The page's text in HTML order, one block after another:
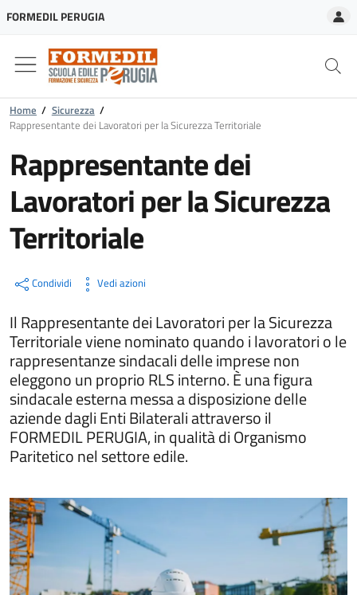
FORMEDIL PERUGIA
Home / Sicurezza /
Rappresentante dei Lavoratori per la Sicurezza Territoriale
Rappresentante dei
Lavoratori per la Sicurezza
Territoriale
Condividi Vedi azioni
Il Rappresentante dei Lavoratori per la Sicurezza
Territoriale viene nominato quando i lavoratori o le
rappresentanze sindacali delle imprese non
eleggono un proprio RLS interno. È una figura
sindacale esterna messa a disposizione delle
aziende dagli Enti Bilaterali attraverso il
FORMEDIL PERUGIA, in qualità di Organismo
Paritetico nel settore edile.